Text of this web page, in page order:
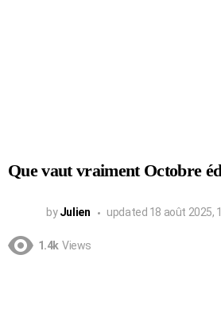
Que vaut vraiment Octobre
by Julien updated 18 août 2025,
1.4k Views